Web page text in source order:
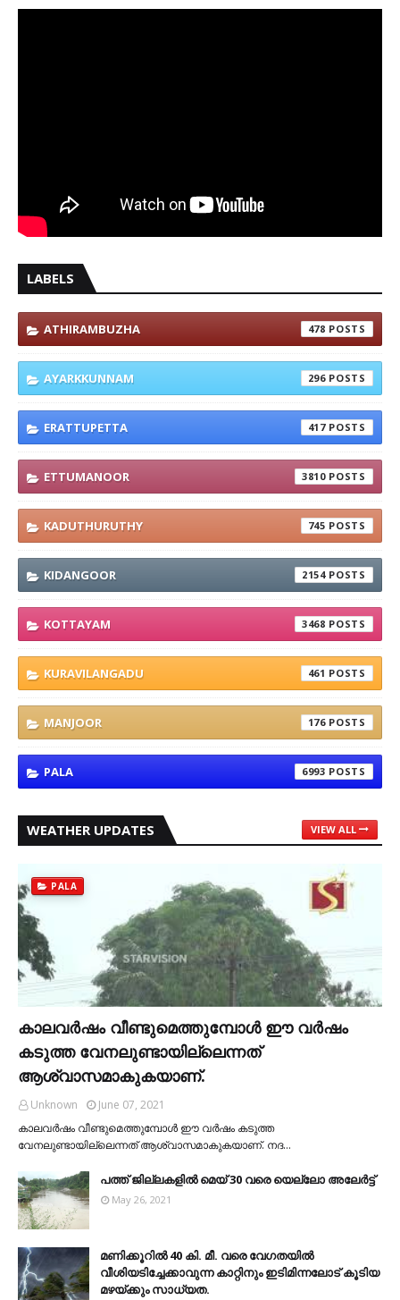
LABELS
ATHIRAMBUZHA 478
AYARKKUNNAM 296
ERATTUPETTA 417
ETTUMANOOR 3810
KADUTHURUTHY 745
KIDANGOOR 2154
KOTTAYAM 3468
KURAVILANGADU 461
MANJOOR 176
PALA 6993
WEATHER UPDATES VIEW ALL
PALA
കാലവര്‍ഷം വീണ്ടുമെത്തുമ്പോള്‍ ഈ വര്‍ഷം
കടുത്ത വേനലുണ്ടായില്ലെന്നത്
ആശ്വാസമാകുകയാണ്.
Unknown
June 07, 2021
കാലവര്‍ഷം വീണ്ടുമെത്തുമ്പോള്‍ ഈ വര്‍ഷം കടുത്ത
വേനലുണ്ടായില്ലെന്നത് ആശ്വാസമാകുകയാണ്. നദ…
പത്ത് ജില്ലകളില്‍ മെയ് 30 വരെ യെല്ലോ അലേര്‍ട്ട്
May 26, 2021
മണിക്കൂറിൽ 40 കി. മീ. വരെ വേഗതയിൽ
വീശിയടിച്ചേക്കാവുന്ന കാറ്റിനും ഇടിമിന്നലോട് കൂടിയ
മഴയ്ക്കും സാധ്യത.